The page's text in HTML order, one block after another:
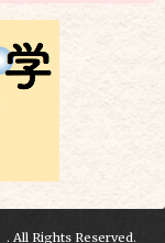
. All Rights Reserved.